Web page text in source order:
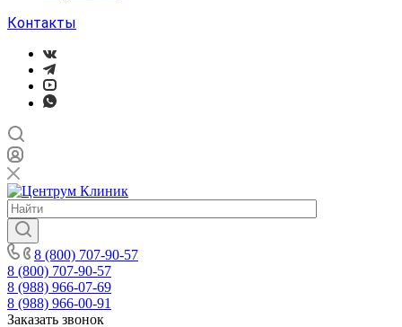
Контакты
8 (800) 707-90-57
8 (800) 707-90-57
8 (988) 966-07-69
8 (988) 966-00-91
Заказать звонок